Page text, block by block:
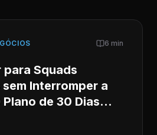
6 min
para Squads
Interromper a
de 30 Dias